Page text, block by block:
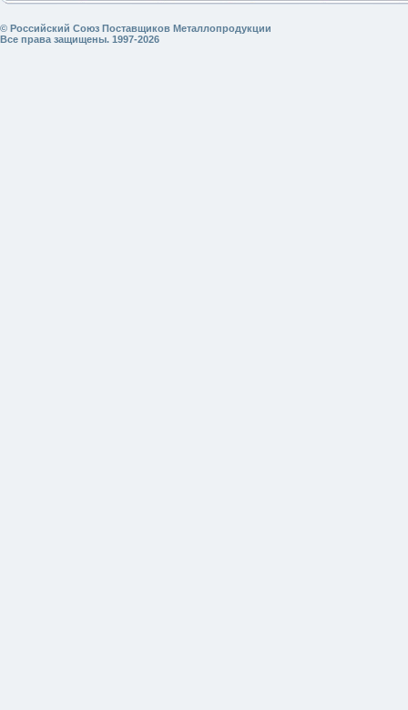
© Российский Союз Поставщиков Металлопродукции
Все права защищены. 1997-2026